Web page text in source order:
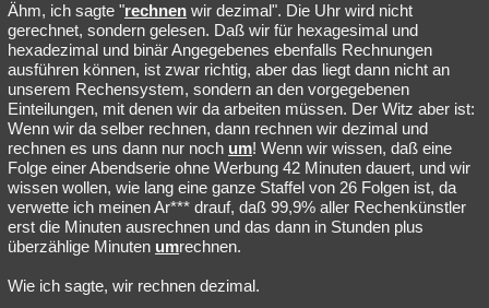
Ähm, ich sagte "rechnen wir dezimal". Die Uhr wird nicht
gerechnet, sondern gelesen. Daß wir für hexagesimal und
hexadezimal und binär Angegebenes ebenfalls Rechnungen
ausführen können, ist zwar richtig, aber das liegt dann nicht an
unserem Rechensystem, sondern an den vorgegebenen
Einteilungen, mit denen wir da arbeiten müssen. Der Witz aber ist:
Wenn wir da selber rechnen, dann rechnen wir dezimal und
rechnen es uns dann nur noch um! Wenn wir wissen, daß eine
Folge einer Abendserie ohne Werbung 42 Minuten dauert, und wir
wissen wollen, wie lang eine ganze Staffel von 26 Folgen ist, da
verwette ich meinen Ar*** drauf, daß 99,9% aller Rechenkünstler
erst die Minuten ausrechnen und das dann in Stunden plus
überzählige Minuten umrechnen.
Wie ich sagte, wir rechnen dezimal.